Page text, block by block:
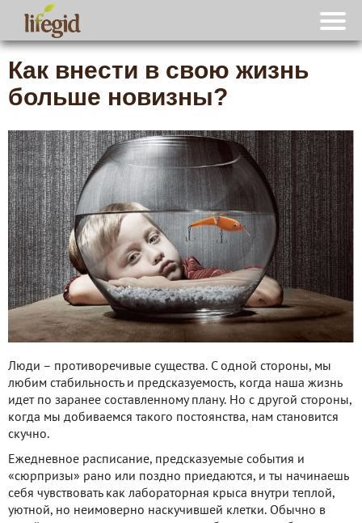
Как внести в свою жизнь
больше новизны?
Люди – противоречивые существа. С одной стороны, мы
любим стабильность и предсказуемость, когда наша жизнь
идет по заранее составленному плану. Но с другой стороны,
когда мы добиваемся такого постоянства, нам становится
скучно.
Ежедневное расписание, предсказуемые события и
«сюрпризы» рано или поздно приедаются, и ты начинаешь
себя чувствовать как лабораторная крыса внутри теплой,
уютной, но неимоверно наскучившей клетки. Обычно в